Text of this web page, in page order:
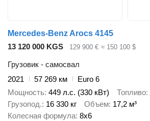
Mercedes-Benz Arocs 4145
13 120 000 KGS
129 900 € ≈ 150 100 $
Грузовик - самосвал
2021
57 269 км
Euro 6
Мощность 449 л.с. (330 кВт) Топливо
Грузопод. 16 330 кг Объем 17,2 м³
Колесная формула 8x6